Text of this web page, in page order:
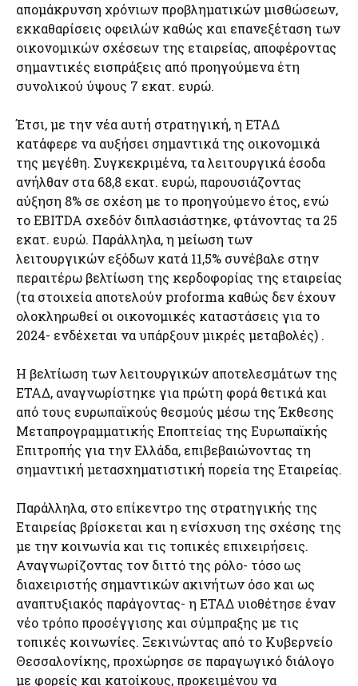
απομάκρυνση χρόνιων προβληματικών μισθώσεων,
εκκαθαρίσεις οφειλών καθώς και επανεξέταση των
οικονομικών σχέσεων της εταιρείας, αποφέροντας
σημαντικές εισπράξεις από προηγούμενα έτη
συνολικού ύψους 7 εκατ. ευρώ.
Έτσι, με την νέα αυτή στρατηγική, η ΕΤΑΔ
κατάφερε να αυξήσει σημαντικά της οικονομικά
της μεγέθη. Συγκεκριμένα, τα λειτουργικά έσοδα
ανήλθαν στα 68,8 εκατ. ευρώ, παρουσιάζοντας
αύξηση 8% σε σχέση με το προηγούμενο έτος, ενώ
το EBITDA σχεδόν διπλασιάστηκε, φτάνοντας τα 25
εκατ. ευρώ. Παράλληλα, η μείωση των
λειτουργικών εξόδων κατά 11,5% συνέβαλε στην
περαιτέρω βελτίωση της κερδοφορίας της εταιρείας
(τα στοιχεία αποτελούν proforma καθώς δεν έχουν
ολοκληρωθεί οι οικονομικές καταστάσεις για το
2024- ενδέχεται να υπάρξουν μικρές μεταβολές) .
H βελτίωση των λειτουργικών αποτελεσμάτων της
ΕΤΑΔ, αναγνωρίστηκε για πρώτη φορά θετικά και
από τους ευρωπαϊκούς θεσμούς μέσω της Έκθεσης
Μεταπρογραμματικής Εποπτείας της Ευρωπαϊκής
Επιτροπής για την Ελλάδα, επιβεβαιώνοντας τη
σημαντική μετασχηματιστική πορεία της Εταιρείας.
Παράλληλα, στο επίκεντρο της στρατηγικής της
Εταιρείας βρίσκεται και η ενίσχυση της σχέσης της
με την κοινωνία και τις τοπικές επιχειρήσεις.
Αναγνωρίζοντας τον διττό της ρόλο- τόσο ως
διαχειριστής σημαντικών ακινήτων όσο και ως
αναπτυξιακός παράγοντας- η ΕΤΑΔ υιοθέτησε έναν
νέο τρόπο προσέγγισης και σύμπραξης με τις
τοπικές κοινωνίες. Ξεκινώντας από το Κυβερνείο
Θεσσαλονίκης, προχώρησε σε παραγωγικό διάλογο
με φορείς και κατοίκους, προκειμένου να